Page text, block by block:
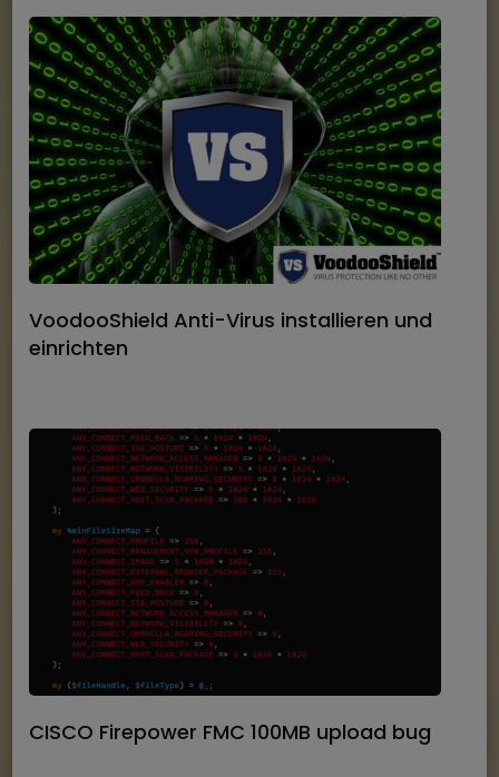
VoodooShield Anti-Virus installieren und
einrichten
CISCO Firepower FMC 100MB upload bug